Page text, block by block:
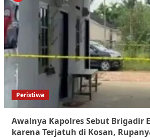
Peristiwa
Awalnya Kapolres Sebut Brigadir
karena Terjatuh di Kosan,